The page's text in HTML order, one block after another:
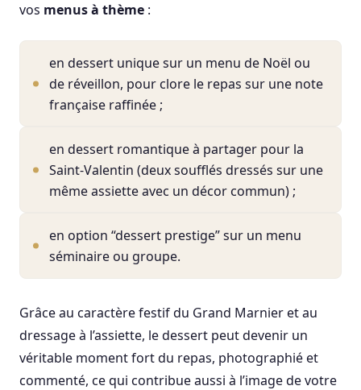
vos menus à thème :
en dessert unique sur un menu de Noël ou
de réveillon, pour clore le repas sur une note
française raffinée ;
en dessert romantique à partager pour la
Saint-Valentin (deux soufflés dressés sur une
même assiette avec un décor commun) ;
en option “dessert prestige” sur un menu
séminaire ou groupe.
Grâce au caractère festif du Grand Marnier et au
dressage à l’assiette, le dessert peut devenir un
véritable moment fort du repas, photographié et
commenté, ce qui contribue aussi à l’image de votre